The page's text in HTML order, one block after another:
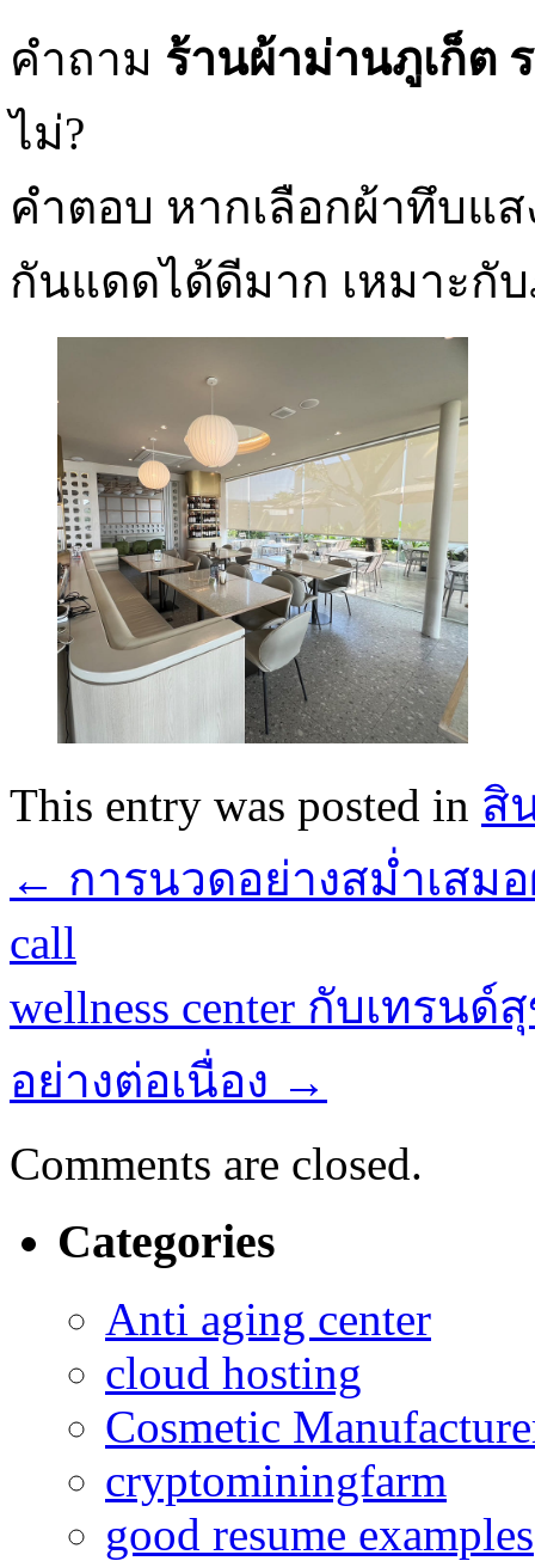
คำถาม ร้านผ้าม่านภูเก็ต
ไม่?
คำตอบ หากเลือกผ้าทึบแ
กันแดดได้ดีมาก เหมาะกั
This entry was posted in สิ
← การนวดอย่างสม่ำเสมอ
call
wellness center กับเทรน
อย่างต่อเนื่อง →
Comments are closed.
Categories
Anti aging center
cloud hosting
Cosmetic
cryptominingfarm
good resume examples